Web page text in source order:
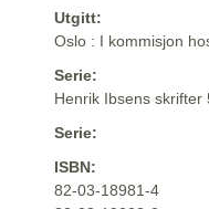
Utgitt:
Oslo : I kommisjon
Serie:
Henrik Ibsens skrifter
Serie:
ISBN:
82-03-18981-4